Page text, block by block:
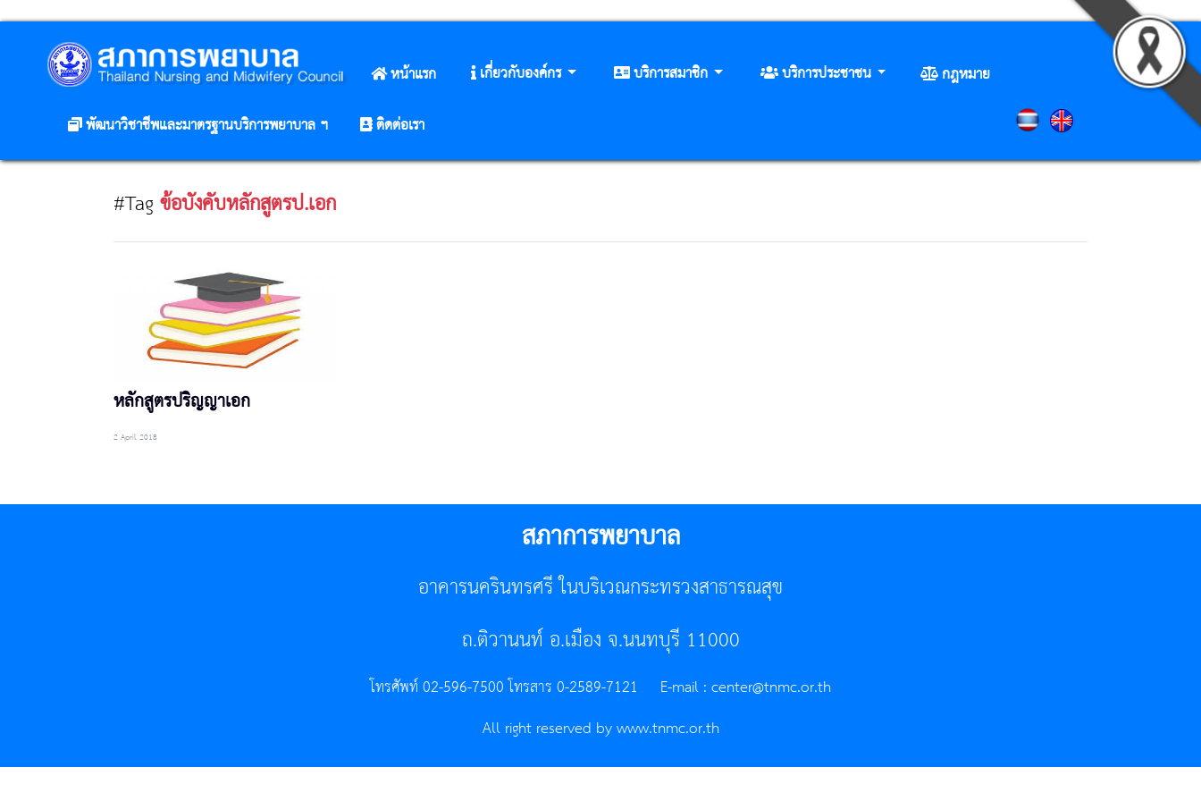
หน้าแรก เกี่ยวกับองค์กร บริการสมาชิก บริการประชาชน
กฎหมาย
พัฒนาวิชาชีพและมาตรฐานบริการพยาบาล ฯ
ติดต่อเรา
#Tagข้อบังคับหลักสูตรป.เอก
หลักสูตรปริญญาเอก
2 April 2018
สภาการพยาบาล
อาคารนครินทรศรี ในบริเวณกระทรวงสาธารณสุข
ถ.ติวานนท์ อ.เมือง จ.นนทบุรี 11000
โทรศัพท์ 02-596-7500 โทรสาร 0-2589-7121 E-mail :center@tnmc.or.th
All right reserved by www.tnmc.or.th